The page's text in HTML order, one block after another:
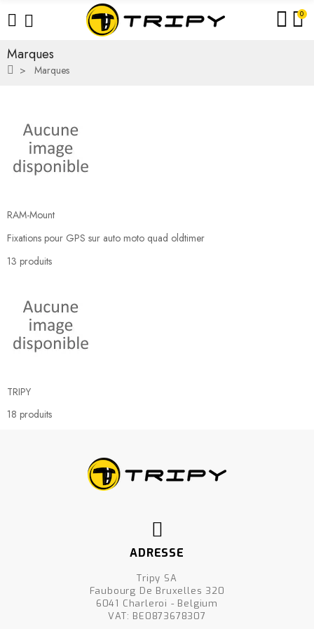
0
Marques
Marques
RAM-Mount
Fixations pour GPS sur auto moto quad oldtimer
13 produits
TRIPY
18 produits
ADRESSE
Tripy SA
Faubourg De Bruxelles 320
6041 Charleroi - Belgium
VAT: BE0873678307